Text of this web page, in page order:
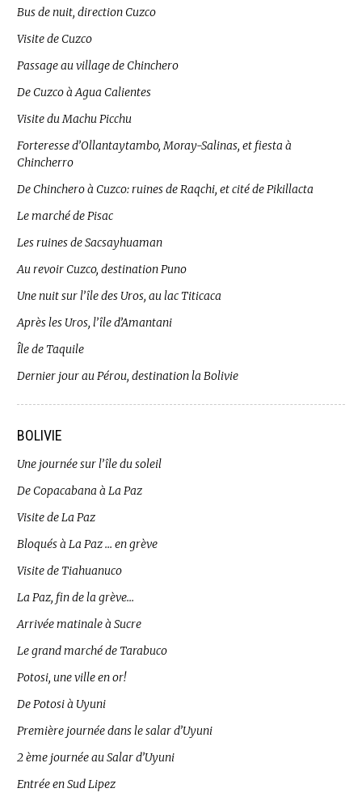
Bus de nuit, direction Cuzco
Visite de Cuzco
Passage au village de Chinchero
De Cuzco à Agua Calientes
Visite du Machu Picchu
Forteresse d’Ollantaytambo, Moray-Salinas, et fiesta à
Chincherro
De Chinchero à Cuzco: ruines de Raqchi, et cité de Pikillacta
Le marché de Pisac
Les ruines de Sacsayhuaman
Au revoir Cuzco, destination Puno
Une nuit sur l’île des Uros, au lac Titicaca
Après les Uros, l’île d’Amantani
Île de Taquile
Dernier jour au Pérou, destination la Bolivie
BOLIVIE
Une journée sur l’île du soleil
De Copacabana à La Paz
Visite de La Paz
Bloqués à La Paz … en grève
Visite de Tiahuanuco
La Paz, fin de la grève…
Arrivée matinale à Sucre
Le grand marché de Tarabuco
Potosi, une ville en or!
De Potosi à Uyuni
Première journée dans le salar d’Uyuni
2 ème journée au Salar d’Uyuni
Entrée en Sud Lipez